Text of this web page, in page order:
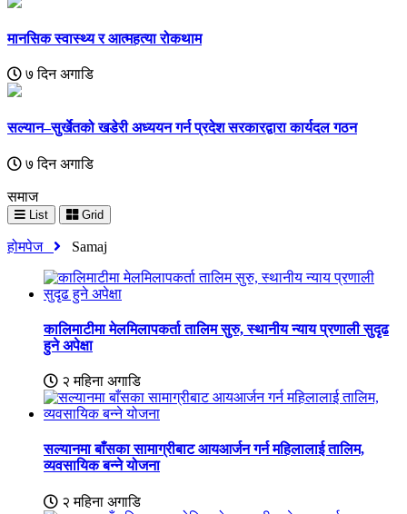
मानसिक स्वास्थ्य र आत्महत्या रोकथाम
७ दिन अगाडि
सल्यान–सुर्खेतको खडेरी अध्ययन गर्न प्रदेश सरकारद्वारा कार्यदल गठन
७ दिन अगाडि
समाज
List Grid
होमपेज Samaj
कालिमाटीमा मेलमिलापकर्ता तालिम सुरु, स्थानीय न्याय प्रणाली सुदृढ
हुने अपेक्षा
२ महिना अगाडि
सल्यानमा बाँसका सामाग्रीबाट आयआर्जन गर्न महिलालाई तालिम,
व्यवसायिक बन्ने योजना
२ महिना अगाडि